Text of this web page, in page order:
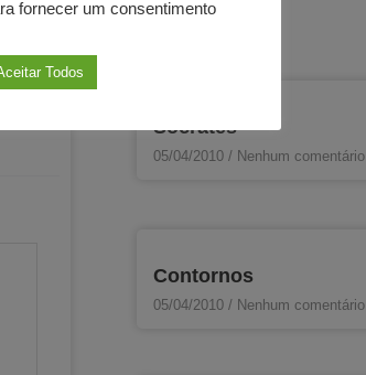
Next
Sócrates
05/04/2010 Nenhum comentário
Contornos
05/04/2010 Nenhum comentário
fornecer um consentimento
Todos